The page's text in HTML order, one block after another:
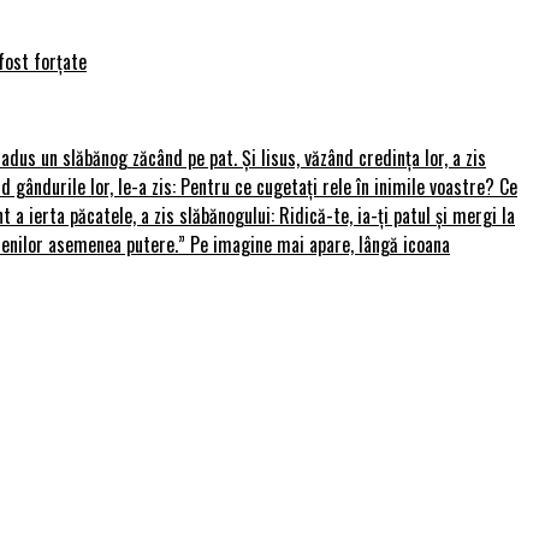
forțate
un slăbănog zăcând pe pat. Și Iisus, văzând credința lor, a zis
lor, le-a zis: Pentru ce cugetați rele în inimile voastre? Ce
a ierta păcatele, a zis slăbănogului: Ridică-te, ia-ți patul și mergi la
asemenea putere.” Pe imagine mai apare, lângă icoana